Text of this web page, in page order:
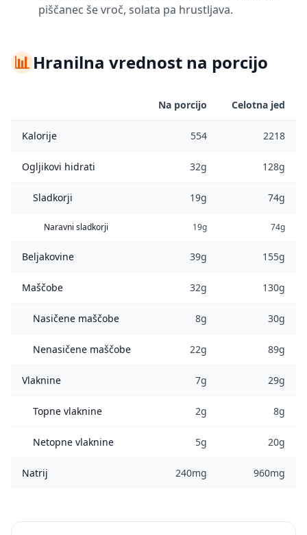
piščanec še vroč, solata pa hrustljava.
📊Hranilna vrednost na porcijo
Na porcijo Celotna jed
Kalorije 554 2218
Ogljikovi hidrati 32g 128g
Sladkorji 19g 74g
Naravni sladkorji 19g 74g
Beljakovine 39g 155g
Maščobe 32g 130g
Nasičene maščobe 8g 30g
Nenasičene maščobe 22g 89g
Vlaknine 7g 29g
Topne vlaknine 2g 8g
Netopne vlaknine 5g 20g
Natrij 240mg 960mg